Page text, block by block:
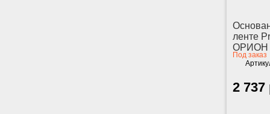
ленте
ОРИОН
Под заказ
2 737